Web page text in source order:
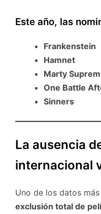
Este año, las
Frankenstein
Hamnet
Marty
One Battle
Sinners
La ausencia
internacional
Uno de los datos
exclusión total de